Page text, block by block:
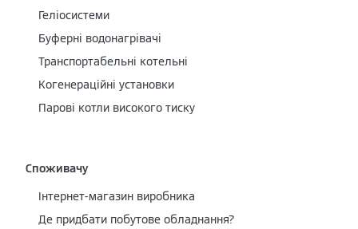
Геліосистеми
Буферні водонагрівачі
Транспортабельні котельні
Когенераційні установки
Парові котли високого тиску
Споживачу
Інтернет-магазин виробника
Де придбати побутове обладнання?